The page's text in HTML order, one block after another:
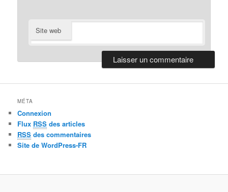
Site web
MÉTA
Connexion
Flux RSS des articles
RSS des commentaires
Site de WordPress-FR